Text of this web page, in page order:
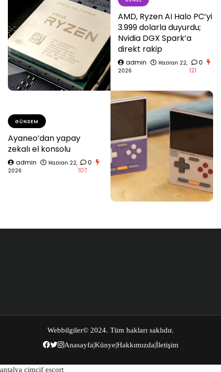
AMD, Ryzen AI Halo PC’yi
3.999 dolarla duyurdu;
Nvidia DGX Spark’a
direkt rakip
admin
Haziran 22,
2026
0
121
GÜNDEM
Ayaneo’dan yapay
zekalı el konsolu
admin
Haziran 22,
2026
0
107
Webbilgiler© 2024. Tüm hakları saklıdır.
Anasayfa|Künye|Hakkımızda|İletişim
antalya cimcif escort